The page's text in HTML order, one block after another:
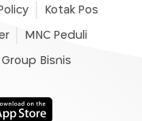
Kotak Pos
MNC Peduli
Group Bisnis